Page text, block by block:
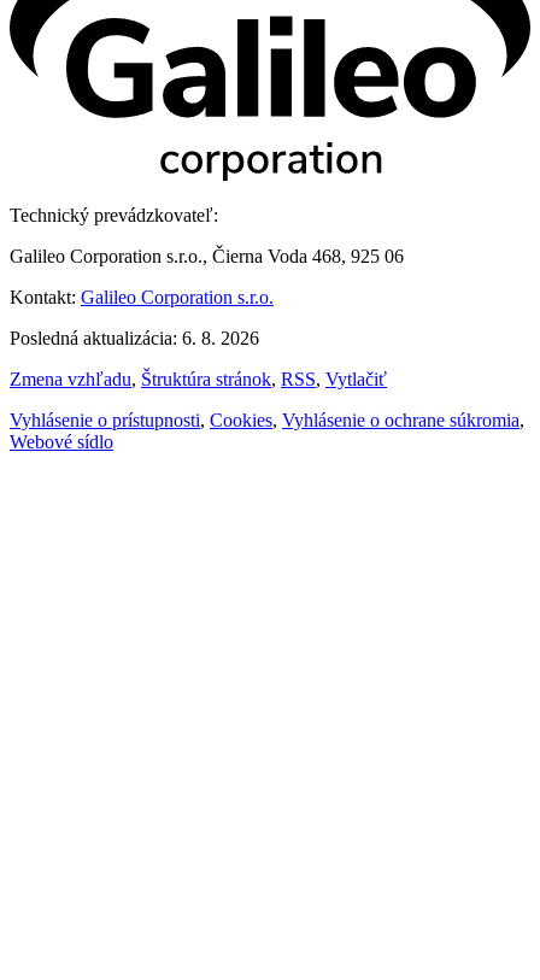
Technický prevádzkovateľ:
Galileo Corporation s.r.o., Čierna Voda 468, 925 06
Kontakt: Galileo Corporation s.r.o.
Posledná aktualizácia: 6. 8. 2026
Zmena vzhľadu, Štruktúra stránok, RSS, Vytlačiť
Vyhlásenie o prístupnosti, Cookies, Vyhlásenie o ochrane súkromia,
Webové sídlo